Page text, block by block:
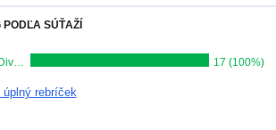
PODĽA SÚŤAŽÍ
Segunda Division 17 (100%)
úplný rebríček